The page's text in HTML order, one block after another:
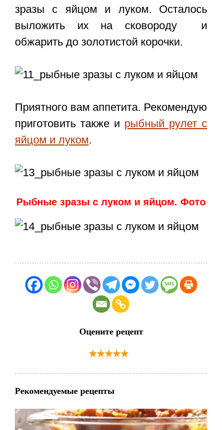
зразы с яйцом и луком. Осталось
выложить их на сковороду и
обжарить до золотистой корочки.
Приятного вам аппетита. Рекомендую
приготовить также и рыбный рулет с
яйцом и луком.
Рыбные зразы с луком и яйцом. Фото
Оцените рецепт
Рекомендуемые рецепты